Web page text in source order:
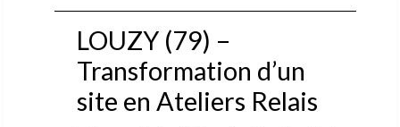
LOUZY (79) –
Transformation d’un
site en Ateliers Relais